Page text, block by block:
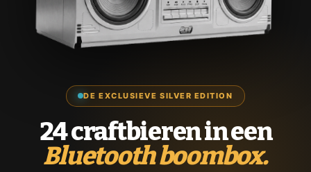
DE EXCLUSIEVE SILVER EDITION
24 craftbieren in een
Bluetooth boombox.